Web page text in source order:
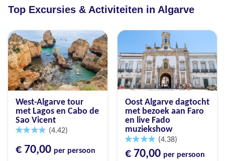
Top Excursies & Activiteiten in Algarve
West-Algarve tour
met Lagos en Cabo de
Sao Vicent
(4.42)
€ 70,00 per persoon
Oost Algarve dagtocht
met bezoek aan Faro
en live Fado
muziekshow
(4.38)
€ 70,00 per persoon